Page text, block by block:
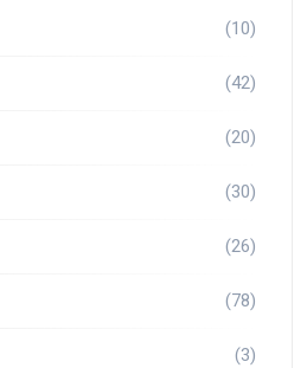
(10)
(42)
(20)
(30)
(26)
(78)
(3)